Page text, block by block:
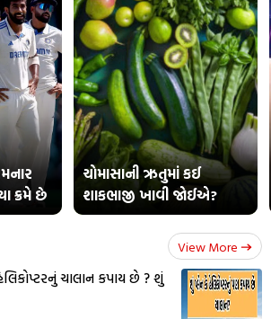
ક્રમે છે
ચોમાસાની ઋતુમાં કઈ
શાકભાજી ખાવી જોઈએ?
View More
ચાલાન કપાય છે ? શું